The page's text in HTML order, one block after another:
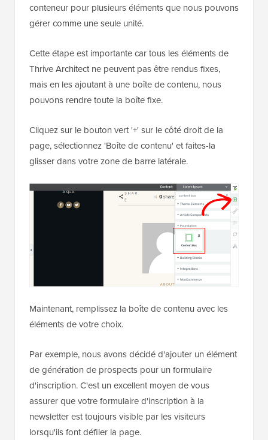
conteneur pour plusieurs éléments que nous pouvons
gérer comme une seule unité.
Cette étape est importante car tous les éléments de
Thrive Architect ne peuvent pas être rendus fixes,
mais en les ajoutant à une boîte de contenu, nous
pouvons rendre toute la boîte fixe.
Cliquez sur le bouton vert '+' sur le côté droit de la
page, sélectionnez 'Boîte de contenu' et faites-la
glisser dans votre zone de barre latérale.
Maintenant, remplissez la boîte de contenu avec les
éléments de votre choix.
Par exemple, nous avons décidé d'ajouter un élément
de génération de prospects pour un formulaire
d'inscription. C'est un excellent moyen de vous
assurer que votre formulaire d'inscription à la
newsletter est toujours visible par les visiteurs
lorsqu'ils font défiler la page.